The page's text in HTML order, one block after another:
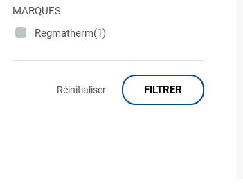
MARQUES
Regmatherm(1)
Réinitialiser FILTRER